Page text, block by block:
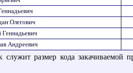
Олегович
Андреевич
размер кода закачиваемой